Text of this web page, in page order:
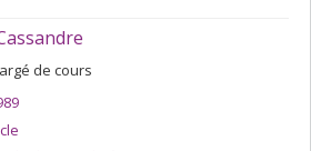
l’identité autre de ces narrateurs et
ce faire, je m’intéresse d’une part à
et plus particulièrement celle
dans le prolongement de sa théorie
cet ouvrage s’attache à la
de cours